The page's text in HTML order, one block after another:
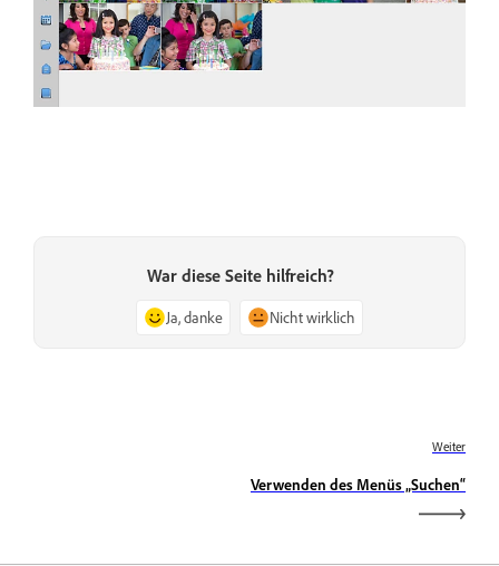
War diese Seite hilfreich?
Ja, danke Nicht wirklich
Weiter
Verwenden des Menüs „Suchen“